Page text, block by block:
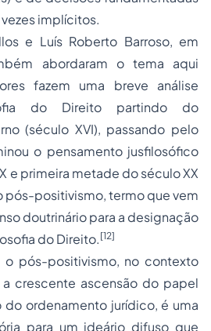
implícitos.
e Luís Roberto Barroso, em
abordaram o tema aqui
fazem uma breve análise
do Direito partindo do
(século XVI), passando pelo
o pensamento jusfilosófico
e primeira metade do século XX
pós-positivismo, termo que vem
doutrinário para a designação
do Direito. [12]
o pós-positivismo, no contexto
crescente ascensão do papel
ordenamento jurídico, é uma
para um ideário difuso que